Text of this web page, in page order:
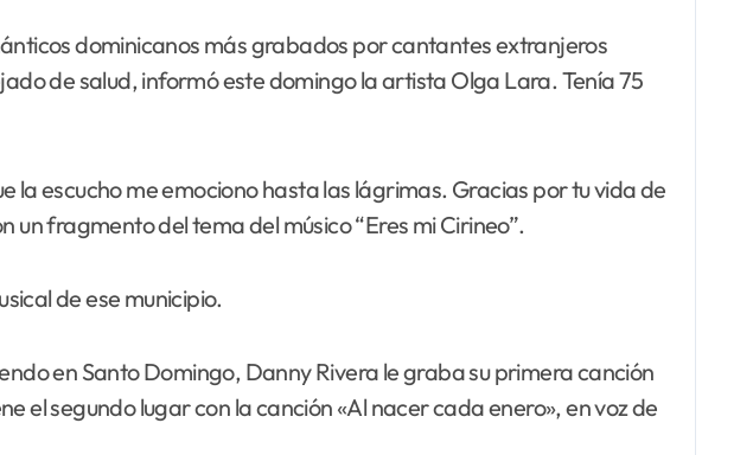
dominicanos más grabados por cantantes extranjeros
de salud, informó este domingo la artista Olga Lara. Tenía 75
escucho me emociono hasta las lágrimas. Gracias por tu vida de
fragmento del tema del músico “Eres mi Cirineo”.
de ese municipio.
en Santo Domingo, Danny Rivera le graba su primera canción
el segundo lugar con la canción «Al nacer cada enero», en voz de